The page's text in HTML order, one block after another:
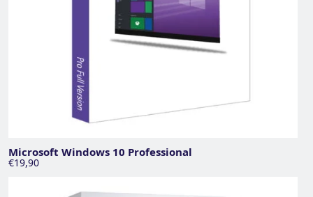
Microsoft Windows 10 Professional
€19,90